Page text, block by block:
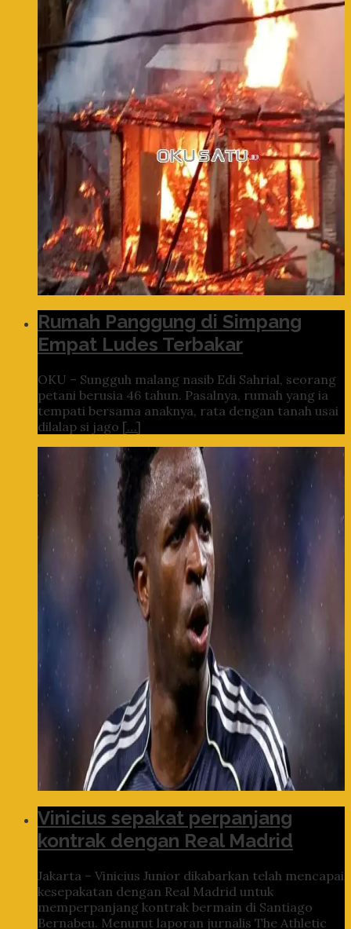
Rumah Panggung di Simpang
Empat Ludes Terbakar
OKU – Sungguh malang nasib Edi Sahrial, seorang
petani berusia 46 tahun. Pasalnya, rumah yang ia
tempati bersama anaknya, rata dengan tanah usai
dilalap si jago […]
Vinicius sepakat perpanjang
kontrak dengan Real Madrid
Jakarta – Vinicius Junior dikabarkan telah mencapai
kesepakatan dengan Real Madrid untuk
memperpanjang kontrak bermain di Santiago
Bernabeu. Menurut laporan jurnalis The Athletic